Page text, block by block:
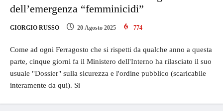
dell’emergenza “femminicidi”
GIORGIO RUSSO 20 Agosto 2025 774
Come ad ogni Ferragosto che si rispetti da qualche anno a questa
parte, cinque giorni fa il Ministero dell'Interno ha rilasciato il suo
usuale "Dossier" sulla sicurezza e l'ordine pubblico (scaricabile
interamente da qui). Si